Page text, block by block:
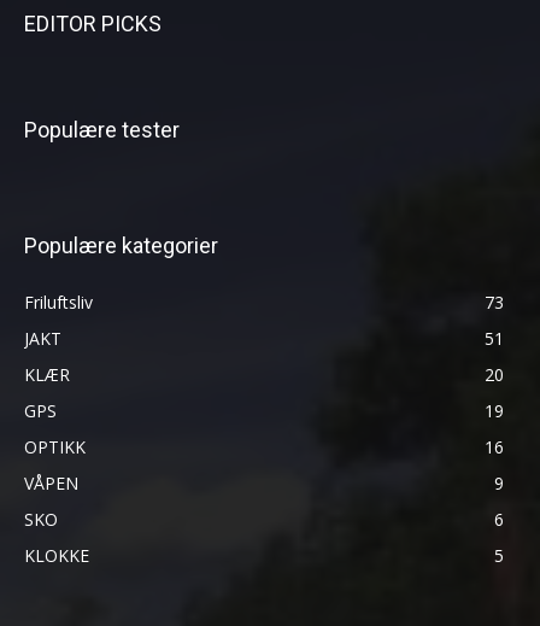
EDITOR PICKS
Populære tester
Populære kategorier
Friluftsliv
73
JAKT
51
KLÆR
20
GPS
19
OPTIKK
16
VÅPEN
9
SKO
6
KLOKKE
5